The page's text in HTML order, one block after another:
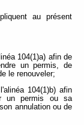
au présent
104(1)a) afin de
un permis, de
le renouveler;
104(1)b) afin
un permis ou sa
annulation ou de